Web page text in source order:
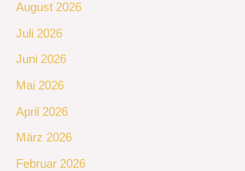
August 2026
Juli 2026
Juni 2026
Mai 2026
April 2026
März 2026
Februar 2026